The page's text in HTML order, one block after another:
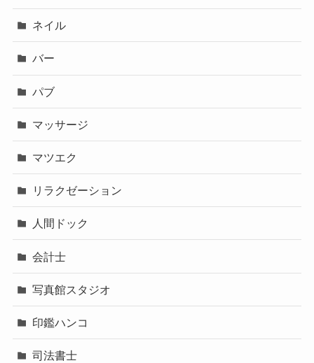
ネイル
バー
パブ
マッサージ
マツエク
リラクゼーション
人間ドック
会計士
写真館スタジオ
印鑑ハンコ
司法書士